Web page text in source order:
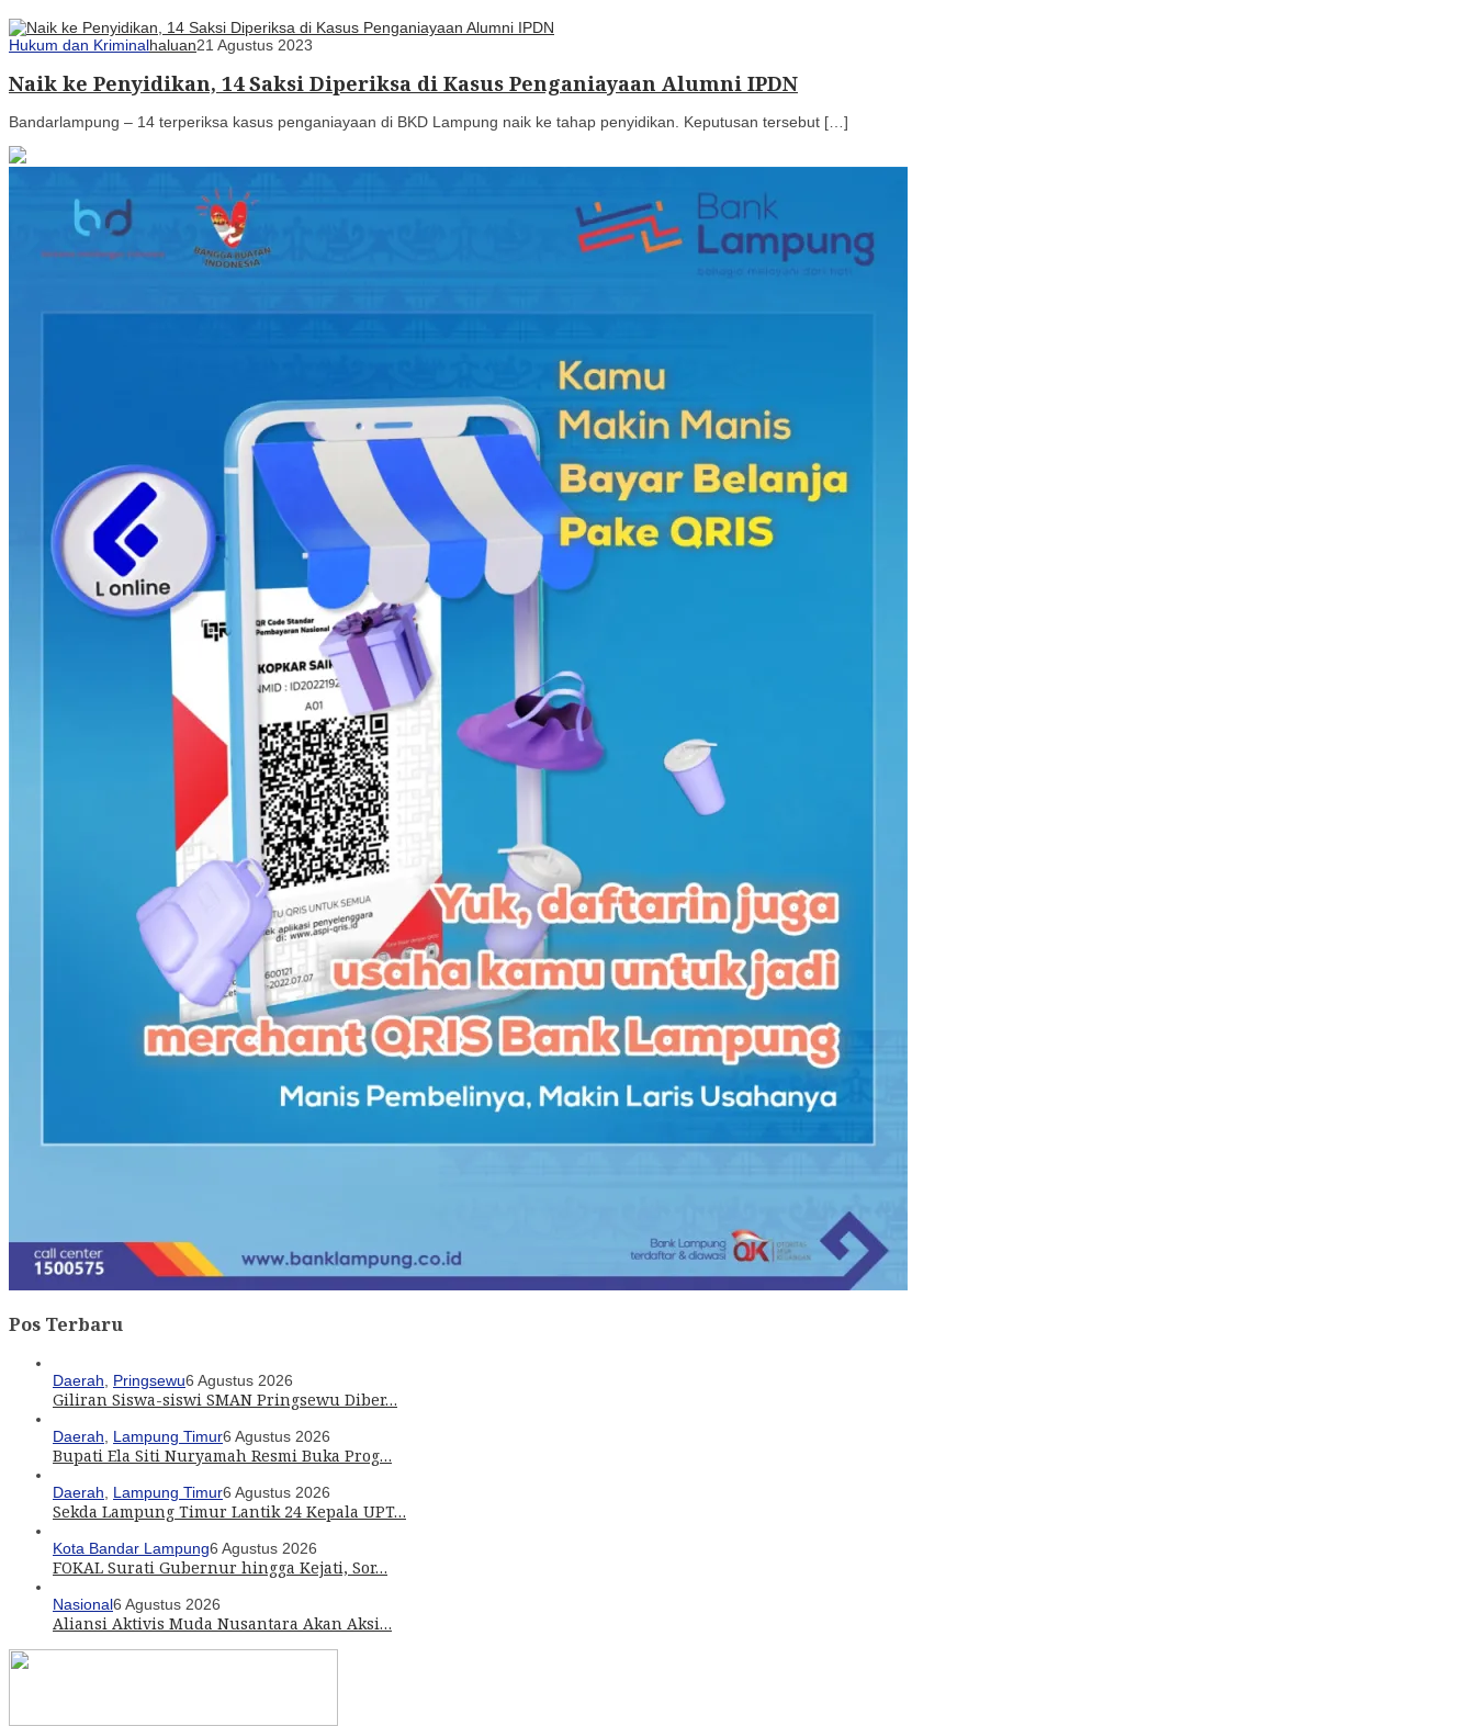
Hukum dan Kriminalhaluan21 Agustus 2023
Naik ke Penyidikan, 14 Saksi Diperiksa di Kasus Penganiayaan Alumni IPDN
Bandarlampung – 14 terperiksa kasus penganiayaan di BKD Lampung naik ke tahap penyidikan. Keputusan tersebut […]
Pos Terbaru
Daerah Pringsewu6 Agustus 2026
Giliran Siswa-siswi SMAN Pringsewu Diber…
Daerah Lampung Timur6 Agustus 2026
Bupati Ela Siti Nuryamah Resmi Buka Prog…
Daerah Lampung Timur6 Agustus 2026
Sekda Lampung Timur Lantik 24 Kepala UPT…
Kota Bandar Lampung6 Agustus 2026
FOKAL Surati Gubernur hingga Kejati, Sor…
Nasional6 Agustus 2026
Aliansi Aktivis Muda Nusantara Akan Aksi…